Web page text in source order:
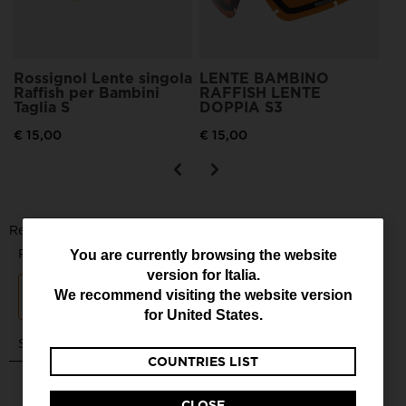
You
are
website
You are currently browsing the website
version for Italia.
We recommend visiting the website version
for United States.
COUNTRIES LIST
Rossignol Lente singola
Raffish per Bambini
Taglia S
€ 15,00
LENTE BAMBINO
RAFFISH LENTE
DOPPIA S3
€ 15,00